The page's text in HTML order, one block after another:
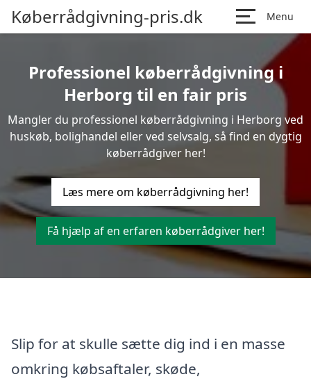
Køberrådgivning-pris.dk Menu
Professionel køberrådgivning i
Herborg til en fair pris
Mangler du professionel køberrådgivning i Herborg ved
huskøb, bolighandel eller ved selvsalg, så find en dygtig
køberrådgiver her!
Læs mere om køberrådgivning her!
Få hjælp af en erfaren køberrådgiver her!
Slip for at skulle sætte dig ind i en masse
omkring købsaftaler, skøde,